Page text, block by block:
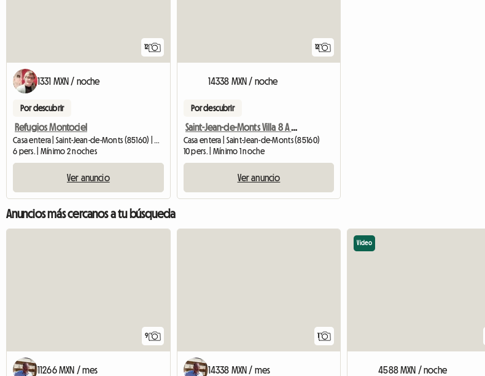
12
1331 MXN / noche
Por descubrir
Refugios Montociel
Casa entera | Saint-Jean-de-Monts (85160) | 35 M2
6 pers. | Mínimo 2 noches
Ver anuncio
12
14338 MXN / noche
Por descubrir
Saint-Jean-de-Monts Villa 8 A 10 Personas Piscina Privada
Casa entera | Saint-Jean-de-Monts (85160)
10 pers. | Mínimo 1 noche
Ver anuncio
Anuncios más cercanos a tu búsqueda
9
11266 MXN / mes
1
14338 MXN / mes
Video
4588 MXN / noche